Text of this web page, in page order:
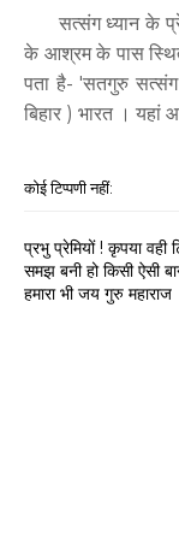
सत्संग ध्यान के
के आश्रम के पास
पता है- 'सतगुरु सत्संग
बिहार ) भारत ।
कोई टिप्पणी नहीं:
प्रभु प्रेमियों ! कृपया
समझ बनी हो किसी ऐसी
हमारा भी जय गुरु महाराज